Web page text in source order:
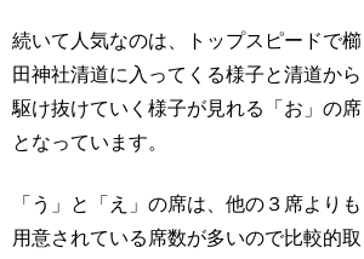
続いて人気なのは、トップスピードで櫛
田神社清道に入ってくる様子と清道から
駆け抜けていく様子が見れる「お」の席
となっています。
「う」と「え」の席は、他の３席よりも
用意されている席数が多いので比較的取